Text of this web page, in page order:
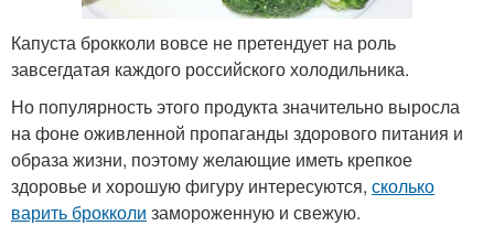
Капуста брокколи вовсе не претендует на роль
завсегдатая каждого российского холодильника.
Но популярность этого продукта значительно выросла
на фоне оживленной пропаганды здорового питания и
образа жизни, поэтому желающие иметь крепкое
здоровье и хорошую фигуру интересуются, сколько
варить брокколи замороженную и свежую.